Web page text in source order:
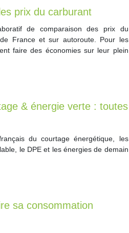
prix du carburant
de comparaison des prix du
France et sur autoroute. Pour les
faire des économies sur leur plein
& énergie verte : toutes
du courtage énergétique, les
le DPE et les énergies de demain
sa consommation